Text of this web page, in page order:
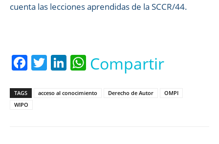
cuenta las lecciones aprendidas de la SCCR/44.
Facebook
Twitter
LinkedIn
WhatsApp
Compartir
TAGS acceso al conocimiento Derecho de Autor
OMPI
WIPO